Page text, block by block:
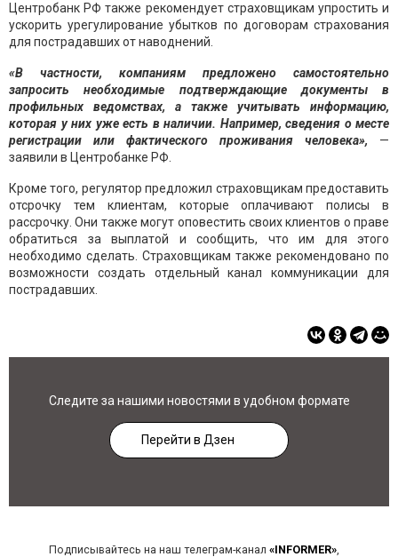
Центробанк РФ также рекомендует страховщикам упростить и
ускорить урегулирование убытков по договорам страхования
для пострадавших от наводнений.
«В частности, компаниям предложено самостоятельно
запросить необходимые подтверждающие документы в
профильных ведомствах, а также учитывать информацию,
которая у них уже есть в наличии. Например, сведения о месте
регистрации или фактического проживания человека», —
заявили в Центробанке РФ.
Кроме того, регулятор предложил страховщикам предоставить
отсрочку тем клиентам, которые оплачивают полисы в
рассрочку. Они также могут оповестить своих клиентов о праве
обратиться за выплатой и сообщить, что им для этого
необходимо сделать. Страховщикам также рекомендовано по
возможности создать отдельный канал коммуникации для
пострадавших.
Следите за нашими новостями в удобном формате
Перейти в Дзен
Подписывайтесь на наш телеграм-канал «INFORMER»,